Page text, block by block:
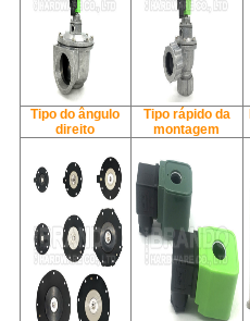
Tipo do ângulo
direito
Tipo rápido da
montagem